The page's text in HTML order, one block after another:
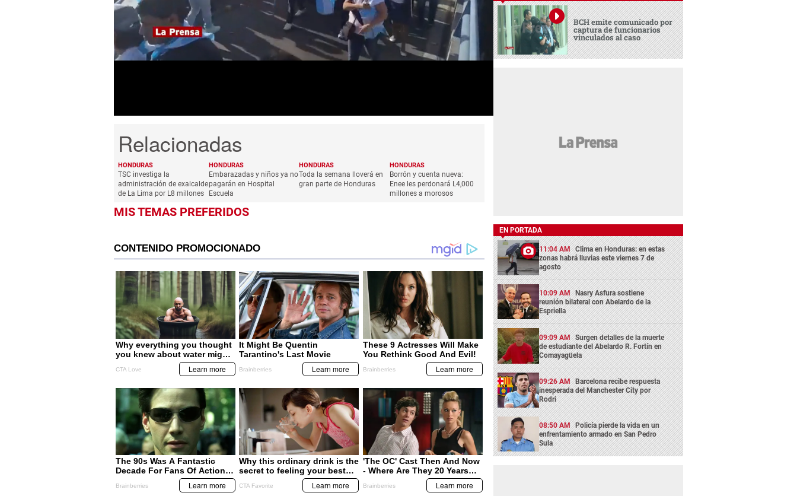
0
seconds
minute,
30
HONDURAS
TSC investiga la
administración de exalcalde
de La Lima por L8 millones
HONDURAS
Embarazadas y niños ya no
pagarán en Hospital
Escuela
HONDURAS
Toda la semana lloverá en
gran parte de Honduras
HONDURAS
Borrón y cuenta nueva:
Enee les perdonará L4,000
millones a morosos
MIS TEMAS PREFERIDOS
BCH emite comunicado por
captura de funcionarios
vinculados al caso
EN PORTADA
11:04 AM Clima en Honduras: en estas
zonas habrá lluvias este viernes 7 de
agosto
10:09 AM Nasry Asfura sostiene
reunión bilateral con Abelardo de la
Espriella
09:09 AM Surgen detalles de la muerte
de estudiante del Abelardo R. Fortín en
Comayagüela
09:26 AM Barcelona recibe respuesta
inesperada del Manchester City por
Rodri
08:50 AM Policía pierde la vida en un
enfrentamiento armado en San Pedro
Sula